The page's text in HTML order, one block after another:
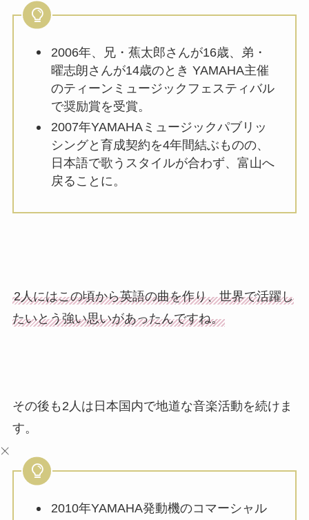
2006年、兄・蕉太郎さんが16歳、弟・
曜志朗さんが14歳のとき YAMAHA主催
のティーンミュージックフェスティバル
で奨励賞を受賞。
2007年YAMAHAミュージックパブリッ
シングと育成契約を4年間結ぶものの、
日本語で歌うスタイルが合わず、富山へ
戻ることに。
2人にはこの頃から英語の曲を作り、世界で活躍し
たいとう強い思いがあったんですね。
その後も2人は日本国内で地道な音楽活動を続けま
す。
2010年YAMAHA発動機のコマーシャル